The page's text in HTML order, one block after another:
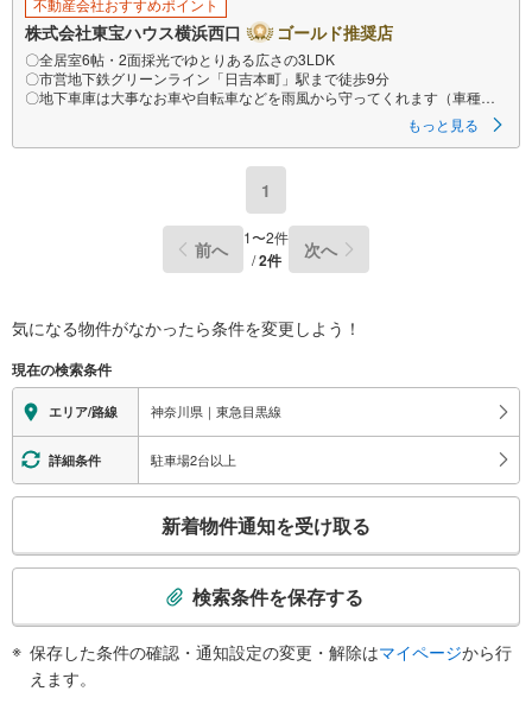
株式会社東宝ハウス横浜西口 ゴールド推奨店
〇全居室6帖・2面採光でゆとりある広さの3LDK
〇市営地下鉄グリーンライン「日吉本町」駅まで徒歩9分
〇地下車庫は大事なお車や自転車などを雨風から守ってくれます（車種に
当店で物件を成約するとPayPayボーナスライトがもらえる
「Yahoo！ 不動産 物件ご成約キャンペーン」の対象になります。
「資料をもらう」「見学予約をする」ボタンからお問い合わせください。
※必ずYahoo！ JAPAN IDでログインしてください。
※PayPayボーナスライトは出金と譲渡はできません。有効期限は付与日か
ーーーーーーーーーーーーーーーーーーーーーーーーーー
※上記金利は 2026年8月時点 のものであり、実際の適用金利は融資実行時
のものとなります。金利情勢により表記の返済額と異なる場合がありま
す。
ーーーーーーーーーーーーーーーーーーーーーーーーー
もっと見る
1
前へ 1〜2件
/2件 次へ
気になる物件がなかったら条件を変更しよう！
現在の検索条件
エリア/路線 神奈川県｜東急目黒線
詳細条件 駐車場2台以上
検
新着物件通知を受け取る
検索条件を保存する
保存した条件の確認・通知設定の変更・解除はマイページから行
えます。